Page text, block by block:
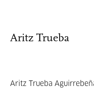
Aritz Trueba
Aritz Trueba